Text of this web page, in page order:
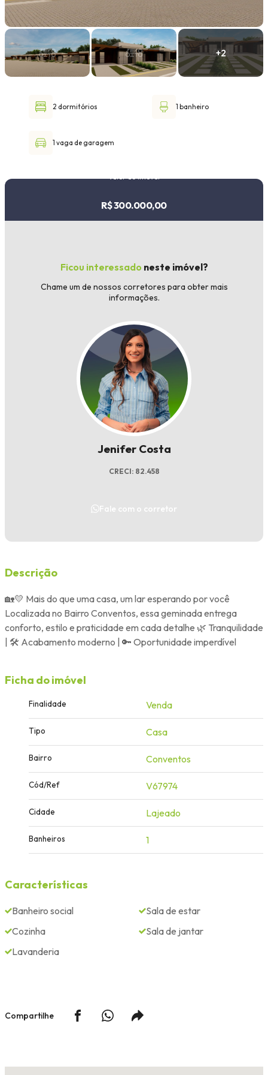
Faixa de valor
30.000,00até1.000.000,00 ou +
2 dormitórios 1 banheiro
1 vaga de garagem
R$ 300.000,00
Ficou interessado neste imóvel?
Chame um de nossos corretores para obter mais
informações.
Jenifer Costa
CRECI: 82.458
Fale com o corretor
Descrição
🏡💛 Mais do que uma casa, um lar esperando por você
Localizada no Bairro Conventos, essa geminada entrega
conforto, estilo e praticidade em cada detalhe 🌿 Tranquilidade
| 🛠️ Acabamento moderno | 🔑 Oportunidade imperdível
Ficha do imóvel
Finalidade Venda
Tipo Casa
Bairro Conventos
Cód/Ref V67974
Cidade Lajeado
Banheiros 1
Características
Banheiro social
Cozinha
Lavanderia
Sala de estar
Sala de jantar
Compartilhe